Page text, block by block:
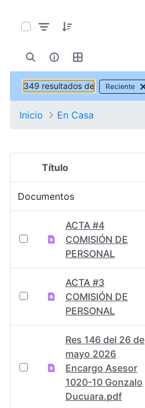
349 resultados de Reciente
Inicio En Casa
Selección del elemento
Título
Documentos
ACTA #4
COMISIÓN DE
PERSONAL
ACTA #3
COMISIÓN DE
PERSONAL
Res 146 del 26 de
mayo 2026
Encargo Asesor
1020-10 Gonzalo
Ducuara.pdf